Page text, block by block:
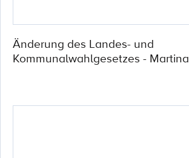
Änderung des Landes- und
Kommunalwahlgesetzes -